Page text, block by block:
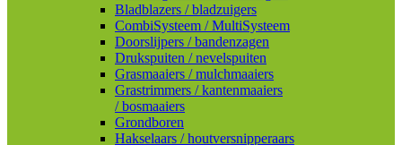
Bladblazers / bladzuigers
CombiSysteem / MultiSysteem
Doorslijpers / bandenzagen
Drukspuiten / nevelspuiten
Grasmaaiers / mulchmaaiers
Grastrimmers / kantenmaaiers
/ bosmaaiers
Grondboren
Hakselaars / houtversnipperaars